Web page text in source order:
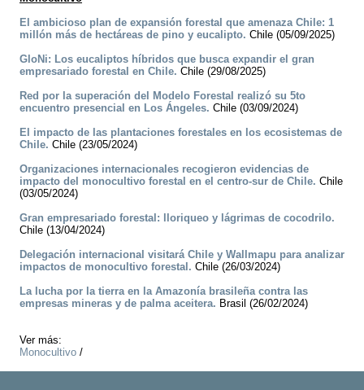
El ambicioso plan de expansión forestal que amenaza Chile: 1
millón más de hectáreas de pino y eucalipto. Chile (05/09/2025)
GloNi: Los eucaliptos híbridos que busca expandir el gran
empresariado forestal en Chile. Chile (29/08/2025)
Red por la superación del Modelo Forestal realizó su 5to
encuentro presencial en Los Ángeles. Chile (03/09/2024)
El impacto de las plantaciones forestales en los ecosistemas de
Chile. Chile (23/05/2024)
Organizaciones internacionales recogieron evidencias de
impacto del monocultivo forestal en el centro-sur de Chile. Chile
(03/05/2024)
Gran empresariado forestal: lloriqueo y lágrimas de cocodrilo.
Chile (13/04/2024)
Delegación internacional visitará Chile y Wallmapu para analizar
impactos de monocultivo forestal. Chile (26/03/2024)
La lucha por la tierra en la Amazonía brasileña contra las
empresas mineras y de palma aceitera. Brasil (26/02/2024)
Ver más:
Monocultivo /